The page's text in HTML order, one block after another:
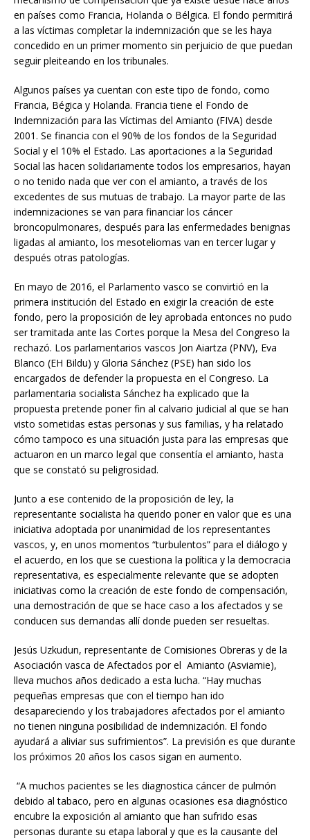
en países como Francia, Holanda o Bélgica. El fondo permitirá
a las víctimas completar la indemnización que se les haya
concedido en un primer momento sin perjuicio de que puedan
seguir pleiteando en los tribunales.
Algunos países ya cuentan con este tipo de fondo, como
Francia, Bégica y Holanda. Francia tiene el Fondo de
Indemnización para las Víctimas del Amianto (FIVA) desde
2001. Se financia con el 90% de los fondos de la Seguridad
Social y el 10% el Estado. Las aportaciones a la Seguridad
Social las hacen solidariamente todos los empresarios, hayan
o no tenido nada que ver con el amianto, a través de los
excedentes de sus mutuas de trabajo. La mayor parte de las
indemnizaciones se van para financiar los cáncer
broncopulmonares, después para las enfermedades benignas
ligadas al amianto, los mesoteliomas van en tercer lugar y
después otras patologías.
En mayo de 2016, el Parlamento vasco se convirtió en la
primera institución del Estado en exigir la creación de este
fondo, pero la proposición de ley aprobada entonces no pudo
ser tramitada ante las Cortes porque la Mesa del Congreso la
rechazó. Los parlamentarios vascos Jon Aiartza (PNV), Eva
Blanco (EH Bildu) y Gloria Sánchez (PSE) han sido los
encargados de defender la propuesta en el Congreso. La
parlamentaria socialista Sánchez ha explicado que la
propuesta pretende poner fin al calvario judicial al que se han
visto sometidas estas personas y sus familias, y ha relatado
cómo tampoco es una situación justa para las empresas que
actuaron en un marco legal que consentía el amianto, hasta
que se constató su peligrosidad.
Junto a ese contenido de la proposición de ley, la
representante socialista ha querido poner en valor que es una
iniciativa adoptada por unanimidad de los representantes
vascos, y, en unos momentos “turbulentos” para el diálogo y
el acuerdo, en los que se cuestiona la política y la democracia
representativa, es especialmente relevante que se adopten
iniciativas como la creación de este fondo de compensación,
una demostración de que se hace caso a los afectados y se
conducen sus demandas allí donde pueden ser resueltas.
Jesús Uzkudun, representante de Comisiones Obreras y de la
Asociación vasca de Afectados por el Amianto (Asviamie),
lleva muchos años dedicado a esta lucha. “Hay muchas
pequeñas empresas que con el tiempo han ido
desapareciendo y los trabajadores afectados por el amianto
no tienen ninguna posibilidad de indemnización. El fondo
ayudará a aliviar sus sufrimientos”. La previsión es que durante
los próximos 20 años los casos sigan en aumento.
“A muchos pacientes se les diagnostica cáncer de pulmón
debido al tabaco, pero en algunas ocasiones esa diagnóstico
encubre la exposición al amianto que han sufrido esas
personas durante su etapa laboral y que es la causante del